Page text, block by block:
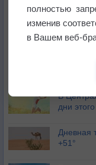
Погода в
В
дни
Дневная
+51°
полностью
изменив
в Вашем веб-